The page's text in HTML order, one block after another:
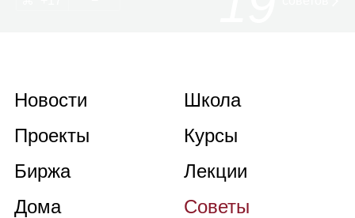
Новости
Проекты
Биржа
Дома
Школа
Курсы
Лекции
Советы